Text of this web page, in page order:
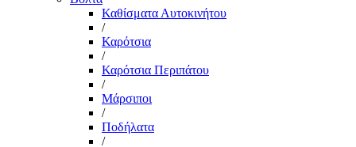
Καθίσματα Αυτοκινήτου
/
Καρότσια
/
Καρότσια Περιπάτου
/
Μάρσιποι
/
Ποδήλατα
/